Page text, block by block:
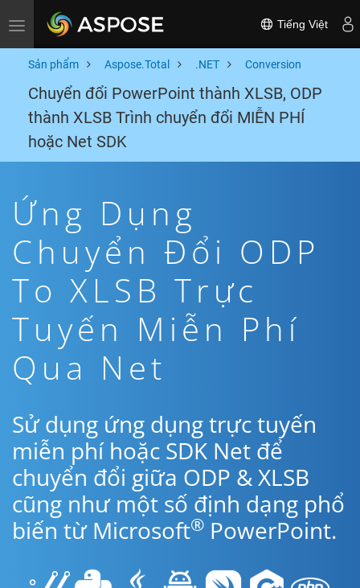
Toggle navigation Tiếng Việt
Sản phẩm Aspose.Total .NET Conversion
Chuyển đổi PowerPoint thành XLSB, ODP
thành XLSB Trình chuyển đổi MIỄN PHÍ
hoặc Net SDK
Ứng Dụng
Chuyển Đổi ODP
To XLSB Trực
Tuyến Miễn Phí
Qua Net
Sử dụng ứng dụng trực tuyến
miễn phí hoặc SDK Net để
chuyển đổi giữa ODP & XLSB
cũng như một số định dạng phổ
biến từ Microsoft® PowerPoint.